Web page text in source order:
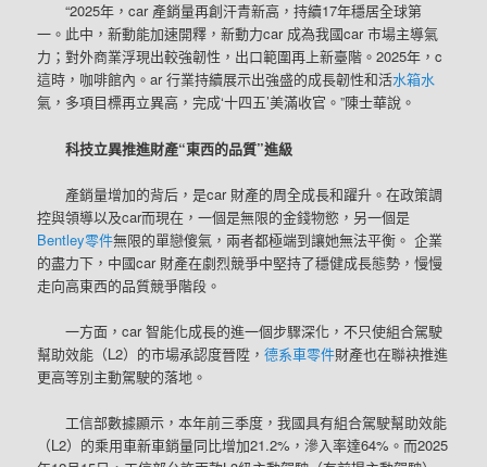
“2025年，car 產銷量再創汗青新高，持續17年穩居全球第
一。此中，新動能加速開釋，新動力car 成為我國car 市場主導氣
力；對外商業浮現出較強韌性，出口範圍再上新臺階。2025年，c
這時，咖啡館內。ar 行業持續展示出強盛的成長韌性和活水箱水
氣，多項目標再立異高，完成‘十四五’美滿收官。”陳士華說。
科技立異推進財產“東西的品質”進級
產銷量增加的背后，是car 財產的周全成長和躍升。在政策調
控與領導以及car而現在，一個是無限的金錢物慾，另一個是
Bentley零件無限的單戀傻氣，兩者都極端到讓她無法平衡。 企業
的盡力下，中國car 財產在劇烈競爭中堅持了穩健成長態勢，慢慢
走向高東西的品質競爭階段。
一方面，car 智能化成長的進一個步驟深化，不只使組合駕駛
幫助效能（L2）的市場承認度晉陞，德系車零件財產也在聯袂推進
更高等別主動駕駛的落地。
工信部數據顯示，本年前三季度，我國具有組合駕駛幫助效能
（L2）的乘用車新車銷量同比增加21.2%，滲入率達64%。而2025